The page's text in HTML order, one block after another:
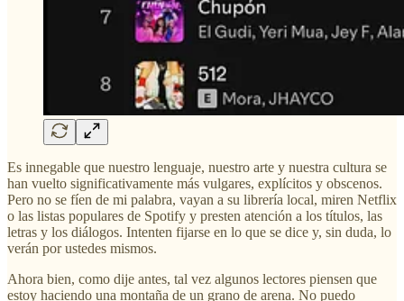
Es innegable que nuestro lenguaje, nuestro arte y nuestra cultura se
han vuelto significativamente más vulgares, explícitos y obscenos.
Pero no se fíen de mi palabra, vayan a su librería local, miren Netflix
o las listas populares de Spotify y presten atención a los títulos, las
letras y los diálogos. Intenten fijarse en lo que se dice y, sin duda, lo
verán por ustedes mismos.
Ahora bien, como dije antes, tal vez algunos lectores piensen que
estoy haciendo una montaña de un grano de arena. No puedo